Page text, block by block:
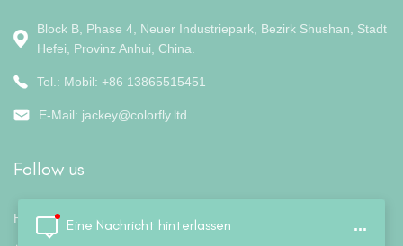
Block B, Phase 4, Neuer Industriepark, Bezirk Shushan, Stadt
Hefei, Provinz Anhui, China.
Tel.: Mobil: +86 13865515451
E-Mail: jackey@colorfly.ltd
Eine Nachricht hinterlassen ...
Follow us
Heim